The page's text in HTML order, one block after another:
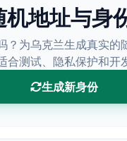
机地址与身
？为乌克兰生成真实的
合测试、隐私保护和开
生成新身份